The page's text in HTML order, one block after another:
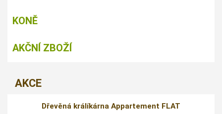
KONĚ
AKČNÍ ZBOŽÍ
AKCE
Dřevěná králíkárna Appartement FLAT